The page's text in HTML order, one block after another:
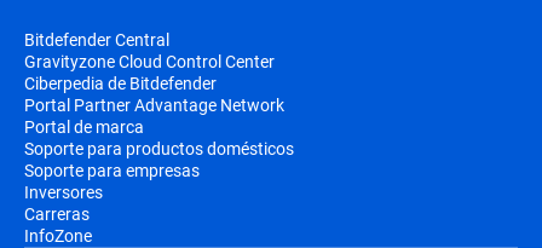
Bitdefender Central
Gravityzone Cloud Control Center
Ciberpedia de Bitdefender
Portal Partner Advantage Network
Portal de marca
Soporte para productos domésticos
Soporte para empresas
Inversores
Carreras
InfoZone